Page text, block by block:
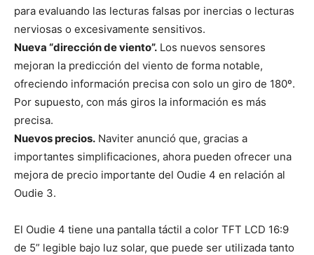
para evaluando las lecturas falsas por inercias o lecturas
nerviosas o excesivamente sensitivos.
Nueva “dirección de viento”. Los nuevos sensores
mejoran la predicción del viento de forma notable,
ofreciendo información precisa con solo un giro de 180º.
Por supuesto, con más giros la información es más
precisa.
Nuevos precios. Naviter anunció que, gracias a
importantes simplificaciones, ahora pueden ofrecer una
mejora de precio importante del Oudie 4 en relación al
Oudie 3.
El Oudie 4 tiene una pantalla táctil a color TFT LCD 16:9
de 5” legible bajo luz solar, que puede ser utilizada tanto